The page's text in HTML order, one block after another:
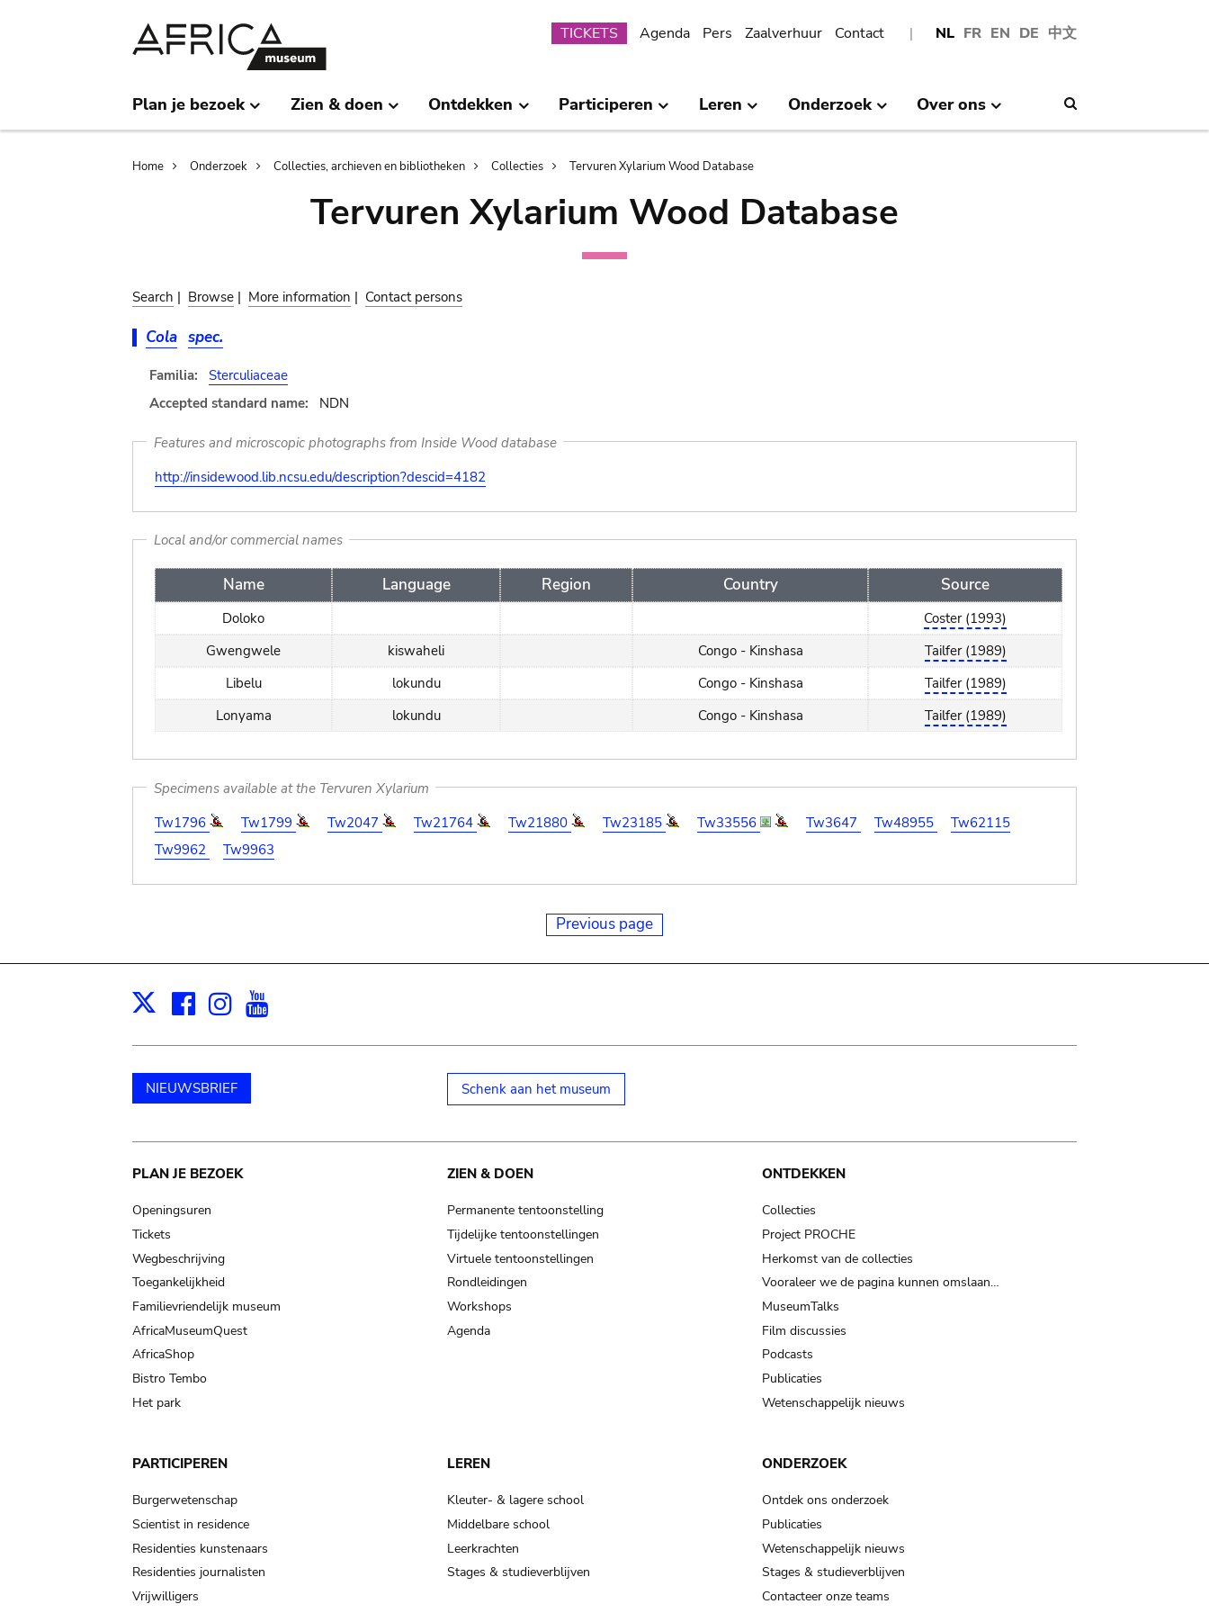
NL FR EN DE 中文
Submenu
TICKETS Agenda Pers Zaalverhuur Contact
Plan je bezoek Zien & doen Ontdekken Participeren Leren Onderzoek Over ons
Breadcrumb
Home Onderzoek Collecties, archieven en bibliotheken Collecties Tervuren Xylarium Wood Database
Tervuren Xylarium Wood Database
Search | Browse | More information | Contact persons
Cola spec.
Familia:
Sterculiaceae
Accepted standard name:
NDN
Features and microscopic photographs from Inside Wood database
http://insidewood.lib.ncsu.edu/description?descid=4182
Local and/or commercial names
Name Language Region Country Source
Doloko
Coster (1993)
Gwengwele
kiswaheli Congo - Kinshasa
Tailfer (1989)
Libelu
lokundu Congo - Kinshasa
Tailfer (1989)
Lonyama
lokundu Congo - Kinshasa Tailfer (1989)
Specimens available at the Tervuren Xylarium
Tw1796
Tw1799 Tw2047 Tw21764 Tw21880 Tw23185 Tw33556 Tw3647 Tw48955
Tw62115
Tw9962
Tw9963
Previous page
X Facebook
Instagram
NIEUWSBRIEF Schenk aan het museum
Main
navigation
PLAN JE BEZOEK
Openingsuren
Tickets
Wegbeschrijving
Toegankelijkheid
Familievriendelijk museum
AfricaMuseumQuest
AfricaShop
Bistro Tembo
Het park
ZIEN & DOEN
Permanente tentoonstelling
Tijdelijke tentoonstellingen
Virtuele tentoonstellingen
Rondleidingen
Workshops
Agenda
ONTDEKKEN
Collecties
Project PROCHE
Herkomst van de collecties
Vooraleer we de pagina kunnen omslaan…
MuseumTalks
Film discussies
Podcasts
Publicaties
Wetenschappelijk nieuws
PARTICIPEREN
Burgerwetenschap
Scientist in residence
Residenties kunstenaars
Residenties journalisten
Vrijwilligers
LEREN
Kleuter- & lagere school
Middelbare school
Leerkrachten
Stages & studieverblijven
ONDERZOEK
Ontdek ons onderzoek
Publicaties
Wetenschappelijk nieuws
Stages & studieverblijven
Contacteer onze teams